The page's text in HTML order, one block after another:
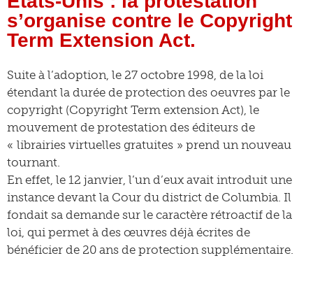
s’organise contre le Copyright
Term Extension Act.
Suite à l’adoption, le 27 octobre 1998, de la loi
étendant la durée de protection des oeuvres par le
copyright (Copyright Term extension Act), le
mouvement de protestation des éditeurs de
« librairies virtuelles gratuites » prend un nouveau
tournant.
En effet, le 12 janvier, l’un d’eux avait introduit une
instance devant la Cour du district de Columbia. Il
fondait sa demande sur le caractère rétroactif de la
loi, qui permet à des œuvres déjà écrites de
bénéficier de 20 ans de protection supplémentaire.